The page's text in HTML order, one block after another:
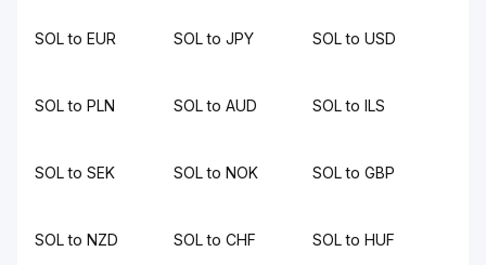
SOL to EUR SOL to JPY SOL to USD
SOL to PLN SOL to AUD SOL to ILS
SOL to SEK SOL to NOK SOL to GBP
SOL to NZD SOL to CHF SOL to HUF